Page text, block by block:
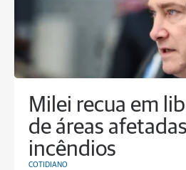
Milei recua em
de áreas
incêndios
COTIDIANO